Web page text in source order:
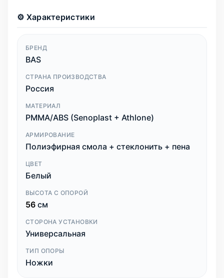
⚙️ Характеристики
БРЕНД
BAS
СТРАНА ПРОИЗВОДСТВА
Россия
МАТЕРИАЛ
PMMA/ABS (Senoplast + Athlone)
АРМИРОВАНИЕ
Полиэфирная смола + стеклонить + пена
ЦВЕТ
Белый
ВЫСОТА С ОПОРОЙ
56 см
СТОРОНА УСТАНОВКИ
Универсальная
ТИП ОПОРЫ
Ножки